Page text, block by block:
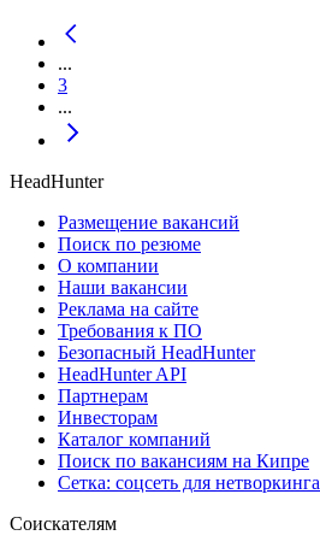
...
3
...
HeadHunter
Размещение вакансий
Поиск по резюме
О компании
Наши вакансии
Реклама на сайте
Требования к ПО
Безопасный HeadHunter
HeadHunter API
Партнерам
Инвесторам
Каталог компаний
Поиск по вакансиям на Кипре
Сетка: соцсеть для нетворкинга
Соискателям